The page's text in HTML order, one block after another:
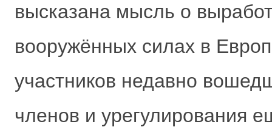
высказана мысль о
вооружённых силах в
участников недавно
членов и урегулирования